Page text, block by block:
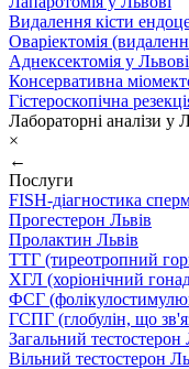
Видалення кісти
Оваріектомія
Аднексектомія у Львові
Консервативна
Гістероскопічна
Лабораторні аналізи у
×
←
Послуги
FISH-діагностика
Прогестерон Львів
Пролактин Львів
ТТГ (тиреотропний
ХГЛ (хоріонічний
ФСГ
ГСПГ (глобулін, що
Загальний тестостерон
Вільний тестостерон